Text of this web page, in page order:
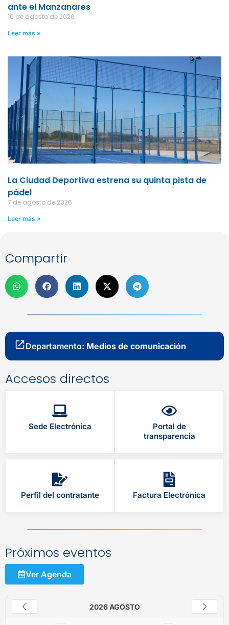
ante el Manzanares
10 de agosto de 2026
Leer más »
La Ciudad Deportiva estrena su quinta pista de
pádel
7 de agosto de 2026
Leer más »
Compartir
Departamento: Medios de comunicación
Accesos directos
Sede Electrónica
Portal de
transparencia
Perfil del contratante Factura Electrónica
Próximos eventos
Ver Agenda
2026 AGOSTO